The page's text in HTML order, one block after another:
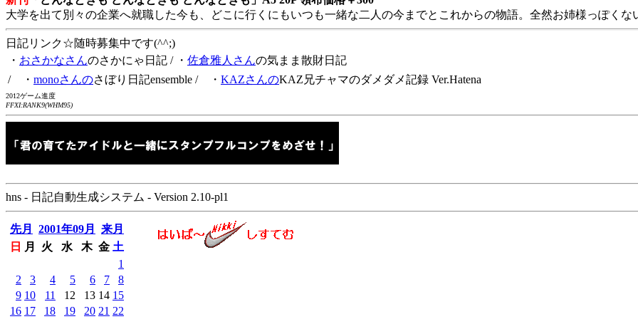
大学を出て別々の企業へ就職した今も、どこに行くにもいつも一緒な二人の今までとこれからの物語。全然お姉様っぽくな
日記リンク☆随時募集中です(^^;)
・ おさかなさんのさかにゃ日記 / ・ 佐倉雅人さんの気まま散財日記
/ ・ monoさんのさぼり日記ensemble / ・ KAZさんのKAZ兄チャマのダメダメ記録 Ver.Hatena
2012ゲーム進度
FFXI:RANK9(WHM95)
hns - 日記自動生成システム - Version 2.10-pl1
先月 2001年09月
来月
日
月 火 水 木 金 土
1
2
3 4 5 6 7
8
9 10 11 12 13 14 15
16 17 18 19 20 21 22